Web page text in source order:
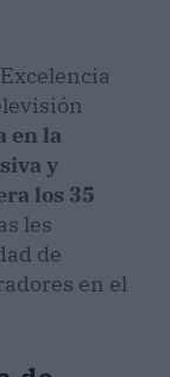
en la
y
los 35
les
de
en el